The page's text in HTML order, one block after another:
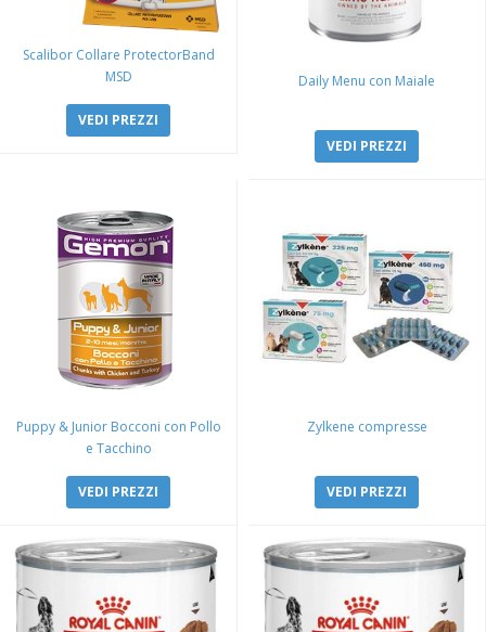
Scalibor Collare ProtectorBand
MSD
VEDI PREZZI
Daily Menu con Maiale
VEDI PREZZI
Puppy & Junior Bocconi con Pollo
e Tacchino
VEDI PREZZI
Zylkene compresse
VEDI PREZZI